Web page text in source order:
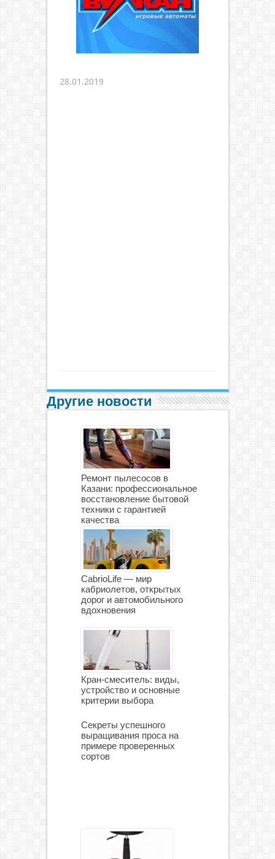
28.01.2019
Другие новости
Ремонт пылесосов в
Казани: профессиональное
восстановление бытовой
техники с гарантией
качества
CabrioLife — мир
кабриолетов, открытых
дорог и автомобильного
вдохновения
Кран-смеситель: виды,
устройство и основные
критерии выбора
Секреты успешного
выращивания проса на
примере проверенных
сортов